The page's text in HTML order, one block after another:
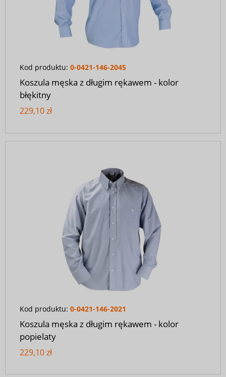
Kod produktu: 0-0421-146-2045
Koszula męska z długim rękawem - kolor
błękitny
229,10 zł
Kod produktu: 0-0421-146-2021
Koszula męska z długim rękawem - kolor
popielaty
229,10 zł